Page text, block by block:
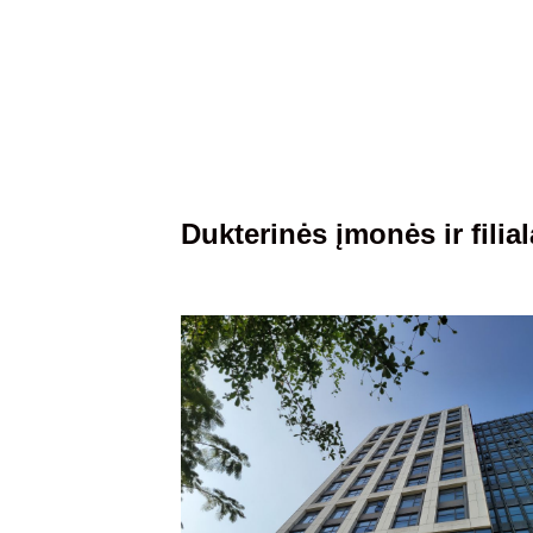
Dukterinės įmonės ir